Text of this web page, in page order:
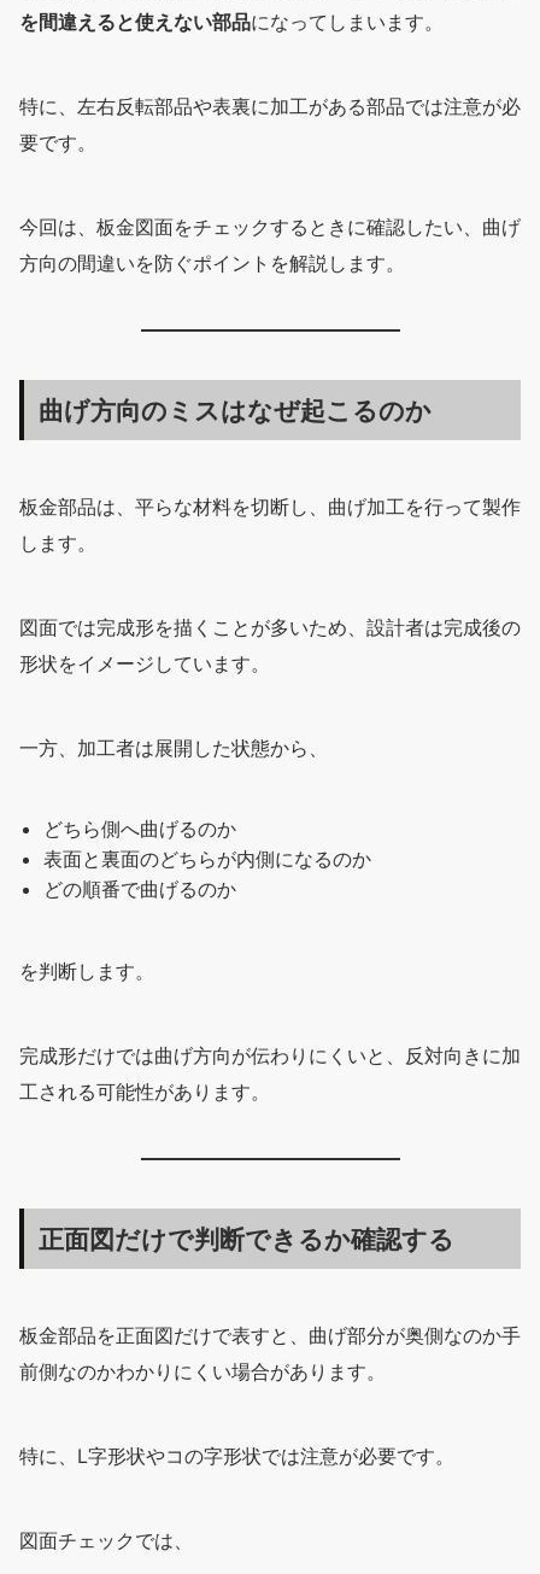
を間違えると使えない部品になってしまいます。
特に、左右反転部品や表裏に加工がある部品では注意が必
要です。
今回は、板金図面をチェックするときに確認したい、曲げ
方向の間違いを防ぐポイントを解説します。
曲げ方向のミスはなぜ起こるのか
板金部品は、平らな材料を切断し、曲げ加工を行って製作
します。
図面では完成形を描くことが多いため、設計者は完成後の
形状をイメージしています。
一方、加工者は展開した状態から、
どちら側へ曲げるのか
表面と裏面のどちらが内側になるのか
どの順番で曲げるのか
を判断します。
完成形だけでは曲げ方向が伝わりにくいと、反対向きに加
工される可能性があります。
正面図だけで判断できるか確認する
板金部品を正面図だけで表すと、曲げ部分が奥側なのか手
前側なのかわかりにくい場合があります。
特に、L字形状やコの字形状では注意が必要です。
図面チェックでは、